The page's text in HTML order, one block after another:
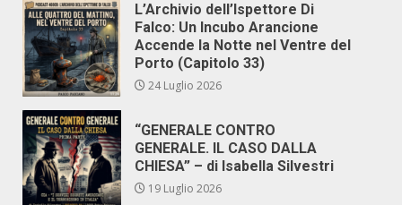
L’Archivio dell’Ispettore Di
Falco: Un Incubo Arancione
Accende la Notte nel Ventre del
Porto (Capitolo 33)
24 Luglio 2026
“GENERALE CONTRO
GENERALE. IL CASO DALLA
CHIESA” – di Isabella Silvestri
19 Luglio 2026